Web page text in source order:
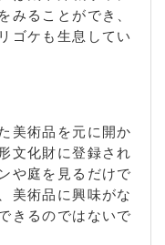
みることができ、
ゴケも生息してい
美術品を元に開か
文化財に登録され
や庭を見るだけで
美術品に興味がな
きるのではないで